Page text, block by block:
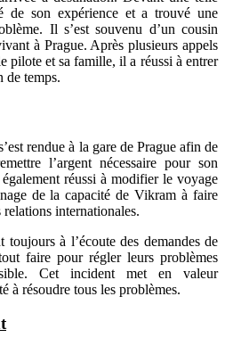
de son expérience et a trouvé une
Il s’est souvenu d’un cousin
à Prague. Après plusieurs appels
pilote et sa famille, il a réussi à entrer
de temps.
rendue à la gare de Prague afin de
l’argent nécessaire pour son
réussi à modifier le voyage
de la capacité de Vikram à faire
relations internationales.
à l’écoute des demandes de
faire pour régler leurs problèmes
Cet incident met en valeur
à résoudre tous les problèmes.